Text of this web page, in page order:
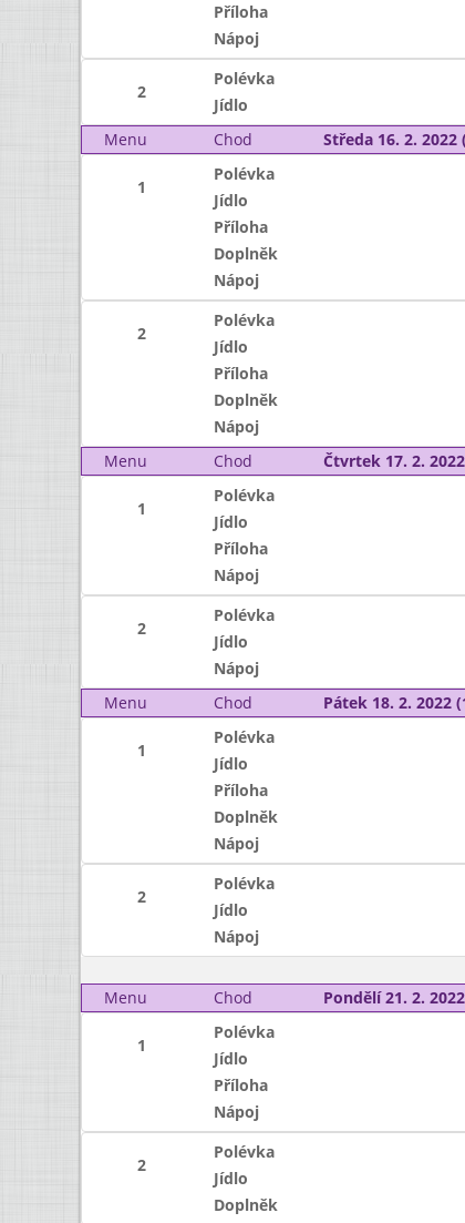
Příloha
Nápoj
2
Polévka
Jídlo
Menu
Chod Středa 16. 2. 2022
1
Polévka
Jídlo
Příloha
Doplněk
Nápoj
2
Polévka
Jídlo
Příloha
Doplněk
Nápoj
Menu
Chod Čtvrtek 17. 2.
1
Polévka
Jídlo
Příloha
Nápoj
2
Polévka
Jídlo
Nápoj
Menu
Chod Pátek 18. 2. 2022
1
Polévka
Jídlo
Příloha
Doplněk
Nápoj
2
Polévka
Jídlo
Nápoj
Menu
Chod Pondělí 21. 2.
1
Polévka
Jídlo
Příloha
Nápoj
2
Polévka
Jídlo
Doplněk